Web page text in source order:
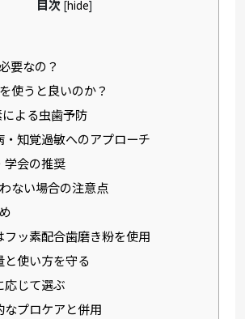
目次 [hide]
要なの？
使うと良いのか？
よる虫歯予防
知覚過敏へのアプローチ
会の推奨
ない場合の注意点
ッ素配合歯磨き粉を使用
使い方を守る
じて選ぶ
プロケアと併用